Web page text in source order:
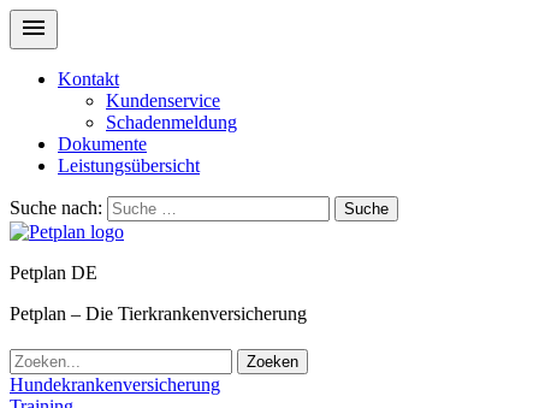
Kontakt
Kundenservice
Schadenmeldung
Dokumente
Leistungsübersicht
Suche nach: Suche
Petplan DE
Petplan – Die Tierkrankenversicherung
Zoeken
Hundekrankenversicherung